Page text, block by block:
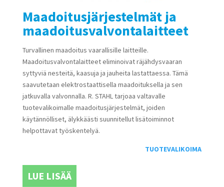
Maadoitusjärjestelmät ja
maadoitusvalvontalaitteet
Turvallinen maadoitus vaarallisille laitteille.
Maadoitusvalvontalaitteet eliminoivat räjähdysvaaran
syttyviä nesteitä, kaasuja ja jauheita lastattaessa. Tämä
saavutetaan elektrostaattisella maadoituksella ja sen
jatkuvalla valvonnalla. R. STAHL tarjoaa valtavalle
tuotevalikoimalle maadoitusjärjestelmät, joiden
käytännölliset, älykkäästi suunnitellut lisätoiminnot
helpottavat työskentelyä.
TUOTEVALIKOIMA
LUE LISÄÄ